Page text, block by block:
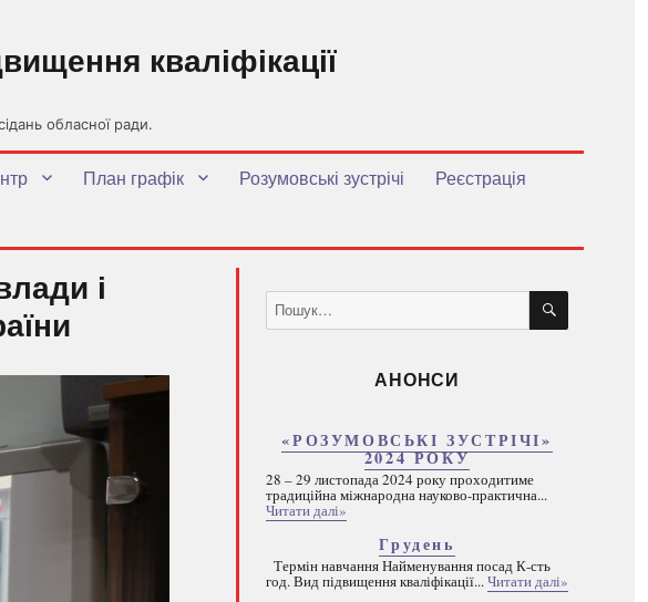
обласної ради.
кваліфікації
План графік Розумовські зустрічі
Реєстрація
і
Пошук
за
ШУКАТИ
АНОНСИ
«РОЗУМОВСЬКІ ЗУСТРІЧІ»
2024 РОКУ
28 – 29 листопада 2024 року проходитиме
традиційна міжнародна науково-практична...
Читати далі»
Грудень
Термін навчання Найменування посад К-сть
год. Вид підвищення кваліфікації...Читати далі»